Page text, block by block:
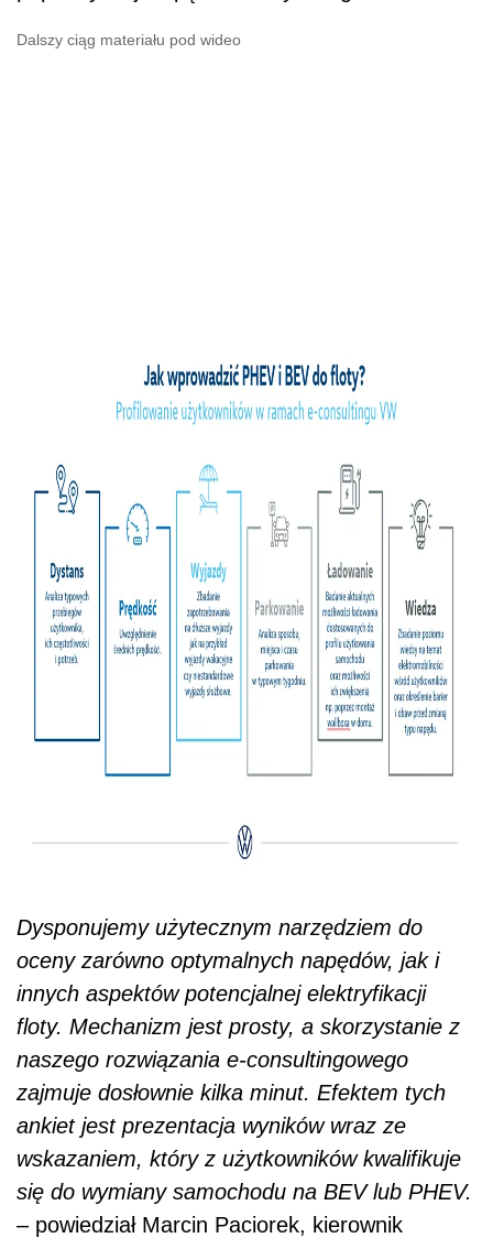
Dalszy ciąg materiału pod wideo
Dysponujemy użytecznym narzędziem do
oceny zarówno optymalnych napędów, jak i
innych aspektów potencjalnej elektryfikacji
floty. Mechanizm jest prosty, a skorzystanie z
naszego rozwiązania e-consultingowego
zajmuje dosłownie kilka minut. Efektem tych
ankiet jest prezentacja wyników wraz ze
wskazaniem, który z użytkowników kwalifikuje
się do wymiany samochodu na BEV lub PHEV.
– powiedział Marcin Paciorek, kierownik